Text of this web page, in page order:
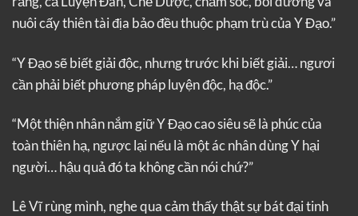
nuôi cấy thiên tài địa bảo đều thuộc phạm trù của Y Đạo.”
“Y Đạo sẽ biết giải độc, nhưng trước khi biết giải… ngươi
cần phải biết phương pháp luyện độc, hạ độc.”
“Một thiện nhân nắm giữ Y Đạo cao siêu sẽ là phúc của
toàn thiên hạ, ngược lại nếu là một ác nhân dùng Y hại
người… hậu quả đó ta không cần nói chứ?”
Lê Vĩ rùng mình, nghe qua cảm thấy thật sự bát đại tinh